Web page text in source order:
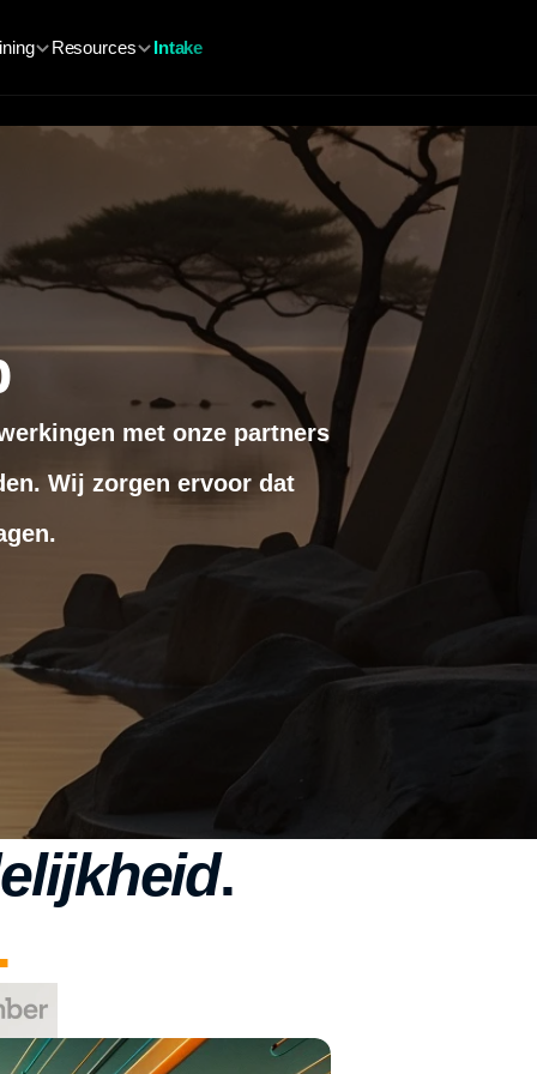
Resources Intake
met onze partners
Wij zorgen ervoor dat
.